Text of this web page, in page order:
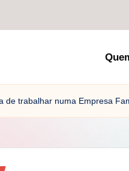
de trabalhar numa Empresa